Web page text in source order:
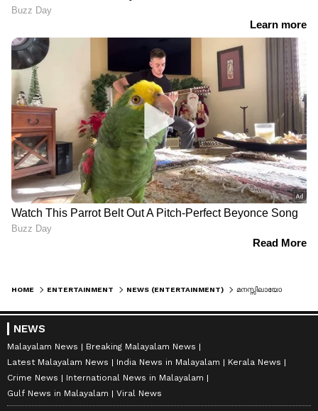
HOME ENTERTAINMENT NEWS (ENTERTAINMENT)
NEWS
Malayalam News
Breaking Malayalam News
Latest Malayalam News
India News in Malayalam
Kerala News
Crime News
International News in Malayalam
Gulf News in Malayalam
Viral News